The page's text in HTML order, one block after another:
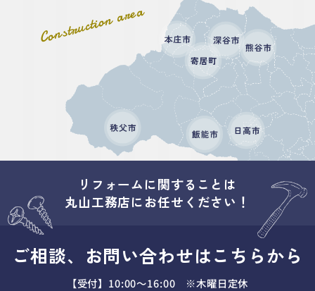
Construction area
リフォームに関することは
丸山工務店にお任せください！
ご相談、お問い合わせはこちらから
【受付】10:00～16:00 ※木曜日定休